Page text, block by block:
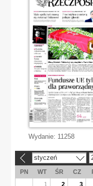
Wydanie: 11258
styczeń
PN WT ŚR CZ
1
2 3